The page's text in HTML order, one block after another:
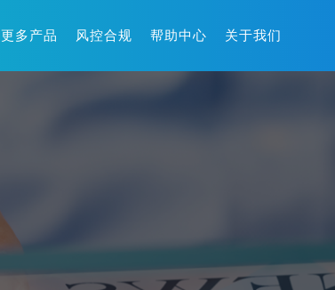
更多产品 风控合规 帮助中心 关于我们